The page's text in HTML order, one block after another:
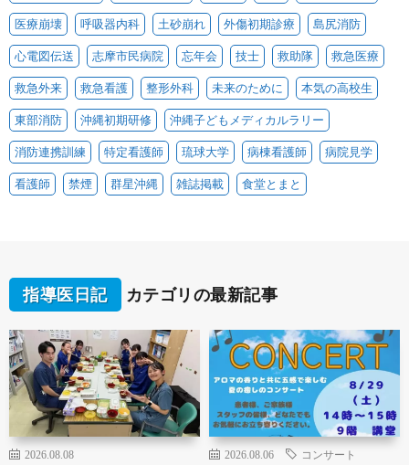
医療崩壊 呼吸器内科 土砂崩れ 外傷初期診療 島尻消防
心電図伝送 志摩市民病院 忘年会 技士 救助隊 救急医療
救急外来 救急看護 整形外科 未来のために 本気の高校生
東部消防 沖縄初期研修 沖縄子どもメディカルラリー
消防連携訓練 特定看護師 琉球大学 病棟看護師 病院見学
看護師 禁煙 群星沖縄 雑誌掲載 食堂とまと
指導医日記 カテゴリの最新記事
2026.08.08
2026.08.06 コンサート